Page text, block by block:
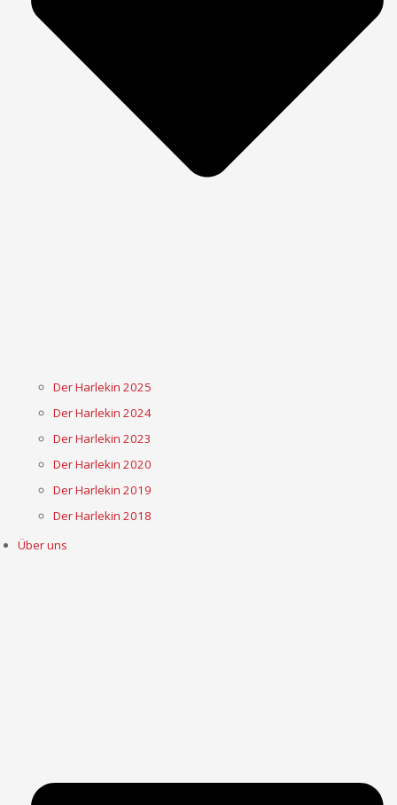
Der Harlekin 2025
Der Harlekin 2024
Der Harlekin 2023
Der Harlekin 2020
Der Harlekin 2019
Der Harlekin 2018
Über uns